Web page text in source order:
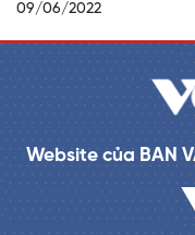
09/06/2022
Website của BAN